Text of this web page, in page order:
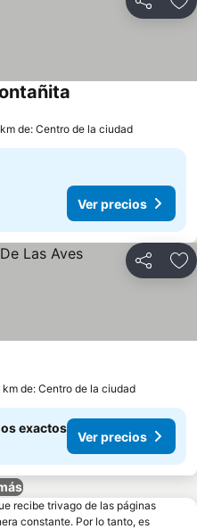
Compartir
de: Centro de la ciudad
Ver precios
Compartir
precios
km de: Centro de la ciudad
exactos
Ver precios
recibe trivago de las páginas
constante. Por lo tanto, es